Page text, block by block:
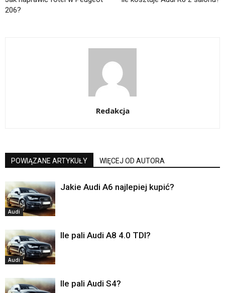
206?
Redakcja
POWIĄZANE ARTYKUŁY WIĘCEJ OD AUTORA
Audi
Jakie Audi A6 najlepiej kupić?
Audi
Ile pali Audi A8 4.0 TDI?
Ile pali Audi S4?